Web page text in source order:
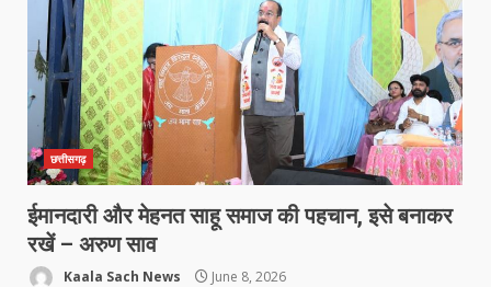
छत्तीसगढ़
ईमानदारी और मेहनत साहू समाज की पहचान, इसे बनाकर
रखें – अरुण साव
Kaala Sach News June 8, 2026